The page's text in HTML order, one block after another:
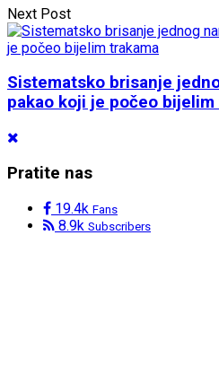
Next Post
Sistematsko brisanje
pakao koji je počeo bijelim
Pratite nas
19.4k Fans
8.9k Subscribers